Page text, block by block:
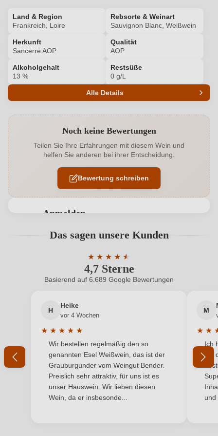
Land & Region
Frankreich, Loire
Rebsorte & Weinart
Sauvignon Blanc, Weißwein
Herkunft
Sancerre AOP
Qualität
AOP
Alkoholgehalt
13 %
Restsüße
0 g/L
Alle Details
Alkoholgehalt in % 13 %
Allergene Enthält Sulfite
Ausbau Barrique
SAS FOURNIER PERE ET FILS, Route de la
Garenne 7, 18300 Verdigny, Frankreich
Land Frankreich
Passt zu Antipasti, Weißes Fleisch
AOP
Noch keine Bewertungen
Teilen Sie Ihre Erfahrungen mit diesem Wein und
helfen Sie anderen bei ihrer Entscheidung.
Bewertung schreiben
Anmelden
Benutzern abgegeben werden. Bitte loggen Sie sich
Neuer Kunde? Neuer Kunde?
Ihre E-Mail-Adresse
Ihr Passwort
Ich habe mein Passwort vergessen
Das sagen unsere Kunden
4,7 Sterne
★ ★ ★ ★ ★
★
Durchschnittliche Bewertung von 4.7
Basierend auf 6.689 Google Bewertungen
H
Heike
vor 4 Wochen
★ ★ ★ ★ ★
Durchschnittliche Bewertung von 5 von 5 Sternen
Wir bestellen regelmäßig den so
genannten Esel Weißwein, das ist der
Grauburgunder vom Weingut Bender.
Preislich sehr attraktiv, für uns ist es
unser Hauswein. Wir lieben diesen
Wein, da er insbesonde...
M
★ ★
Ich
mit
und